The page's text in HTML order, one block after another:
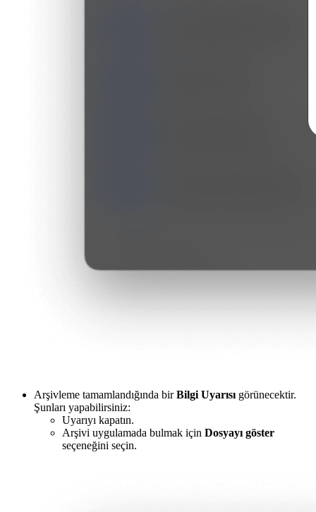
Arşivleme tamamlandığında birBilgi Uyarısı görünecektir.
Şunları yapabilirsiniz:
Uyarıyı kapatın.
Arşivi uygulamada bulmak için Dosyayı göster
seçeneğini seçin.